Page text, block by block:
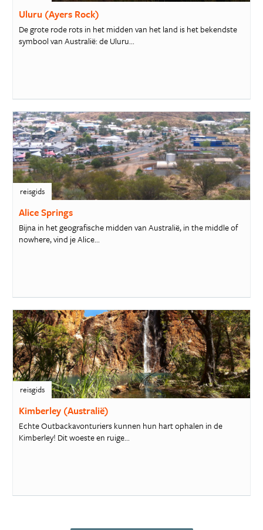
Uluru (Ayers Rock)
De grote rode rots in het midden van het land is het bekendste
symbool van Australië: de Uluru...
reisgids
Alice Springs
Bijna in het geografische midden van Australië, in the middle of
nowhere, vind je Alice...
reisgids
Kimberley (Australië)
Echte Outbackavonturiers kunnen hun hart ophalen in de
Kimberley! Dit woeste en ruige...